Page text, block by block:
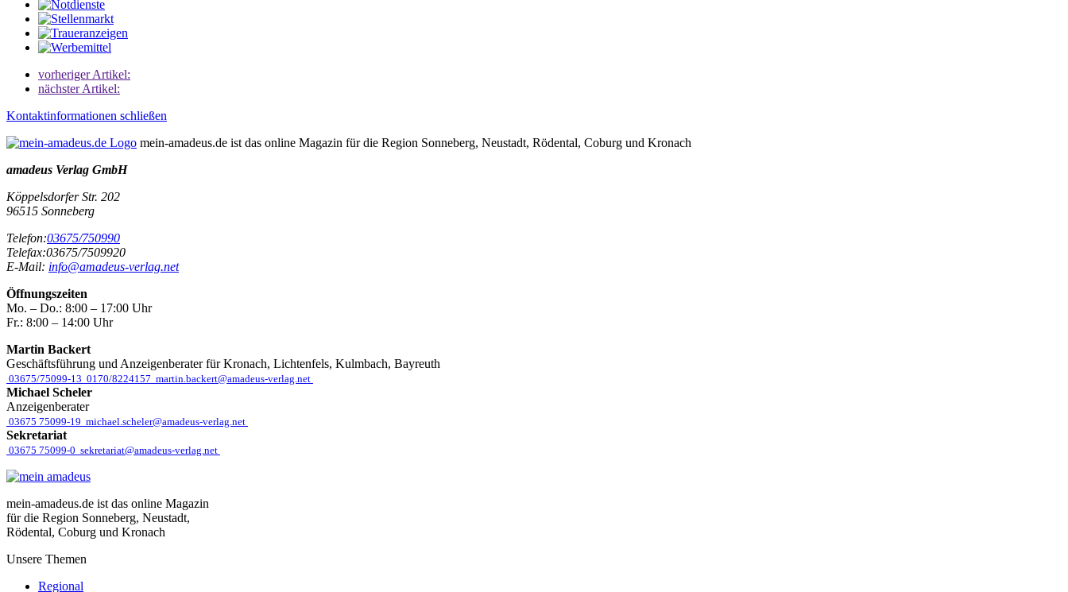
vorheriger Artikel:
nächster Artikel:
Kontaktinformationen schließen
mein-amadeus.de ist das online Magazin für die Region Sonneberg, Neustadt, Rödental, Coburg und Kronach
amadeus Verlag GmbH
Köppelsdorfer Str. 202
96515 Sonneberg
Telefon:03675/750990
Telefax:03675/7509920
E-Mail: info@amadeus-verlag.net
Öffnungszeiten
Mo. – Do.: 8:00 – 17:00 Uhr
Fr.: 8:00 – 14:00 Uhr
Martin Backert
Geschäftsführung und Anzeigenberater für Kronach, Lichtenfels, Kulmbach, Bayreuth
03675/75099-13 0170/8224157 martin.backert@amadeus-verlag.net
Michael Scheler
Anzeigenberater
03675 75099-19 michael.scheler@amadeus-verlag.net
Sekretariat
03675 75099-0 sekretariat@amadeus-verlag.net
mein-amadeus.de ist das online Magazin
für die Region Sonneberg, Neustadt,
Rödental, Coburg und Kronach
Unsere Themen
Regional